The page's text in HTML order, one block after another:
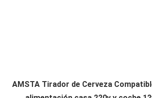
AMSTA Tirador de Cerveza